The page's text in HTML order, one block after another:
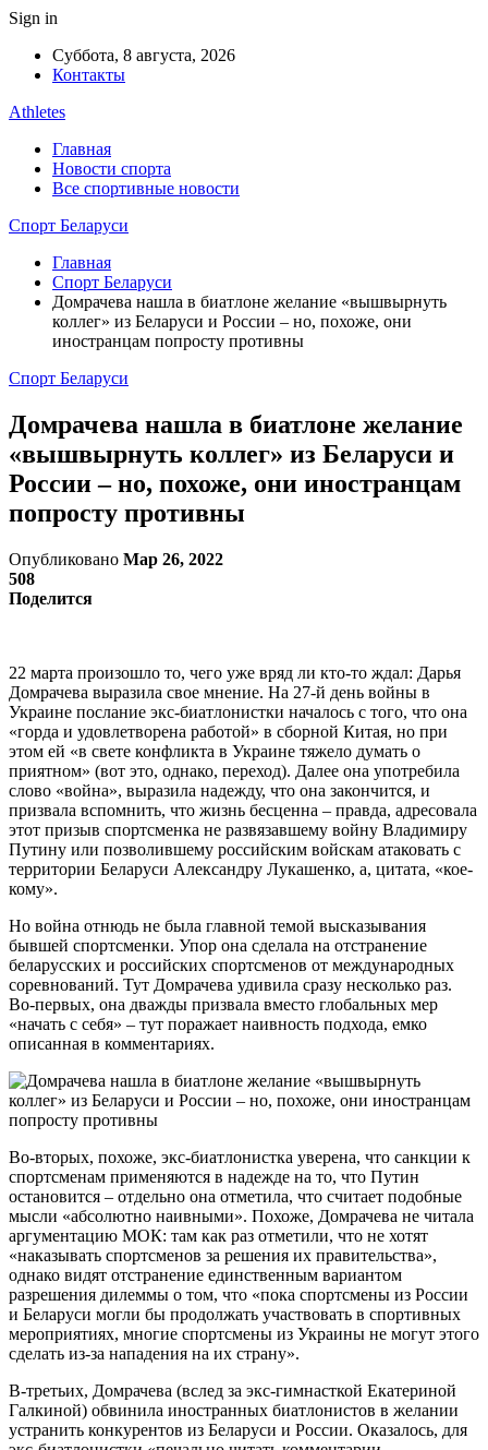
Sign in
Суббота, 8 августа, 2026
Контакты
Athletes
Главная
Новости спорта
Все спортивные новости
Спорт Беларуси
Главная
Спорт Беларуси
Домрачева нашла в биатлоне желание «вышвырнуть
коллег» из Беларуси и России – но, похоже, они
иностранцам попросту противны
Спорт Беларуси
Домрачева нашла в биатлоне желание
«вышвырнуть коллег» из Беларуси и
России – но, похоже, они иностранцам
попросту противны
Опубликовано Мар 26, 2022
508
Поделится
22 марта произошло то, чего уже вряд ли кто-то ждал: Дарья
Домрачева выразила свое мнение. На 27-й день войны в
Украине послание экс-биатлонистки началось с того, что она
«горда и удовлетворена работой» в сборной Китая, но при
этом ей «в свете конфликта в Украине тяжело думать о
приятном» (вот это, однако, переход). Далее она употребила
слово «война», выразила надежду, что она закончится, и
призвала вспомнить, что жизнь бесценна – правда, адресовала
этот призыв спортсменка не развязавшему войну Владимиру
Путину или позволившему российским войскам атаковать с
территории Беларуси Александру Лукашенко, а, цитата, «кое-
кому».
Но война отнюдь не была главной темой высказывания
бывшей спортсменки. Упор она сделала на отстранение
беларусских и российских спортсменов от международных
соревнований. Тут Домрачева удивила сразу несколько раз.
Во-первых, она дважды призвала вместо глобальных мер
«начать с себя» – тут поражает наивность подхода, емко
описанная в комментариях.
Во-вторых, похоже, экс-биатлонистка уверена, что санкции к
спортсменам применяются в надежде на то, что Путин
остановится – отдельно она отметила, что считает подобные
мысли «абсолютно наивными». Похоже, Домрачева не читала
аргументацию МОК: там как раз отметили, что не хотят
«наказывать спортсменов за решения их правительства»,
однако видят отстранение единственным вариантом
разрешения дилеммы о том, что «пока спортсмены из России
и Беларуси могли бы продолжать участвовать в спортивных
мероприятиях, многие спортсмены из Украины не могут этого
сделать из-за нападения на их страну».
В-третьих, Домрачева (вслед за экс-гимнасткой Екатериной
Галкиной) обвинила иностранных биатлонистов в желании
устранить конкурентов из Беларуси и России. Оказалось, для